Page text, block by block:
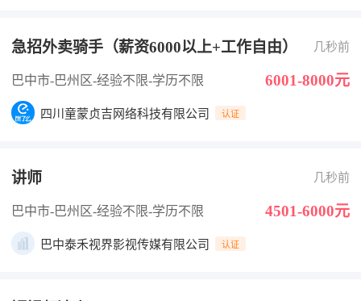
急招外卖骑手（薪资6000以上+工作自由） 几秒前
巴中市-巴州区-经验不限-学历不限 6001-8000元
四川童蒙贞吉网络科技有限公司 认证
讲师 几秒前
巴中市-巴州区-经验不限-学历不限 4501-6000元
巴中泰禾视界影视传媒有限公司 认证